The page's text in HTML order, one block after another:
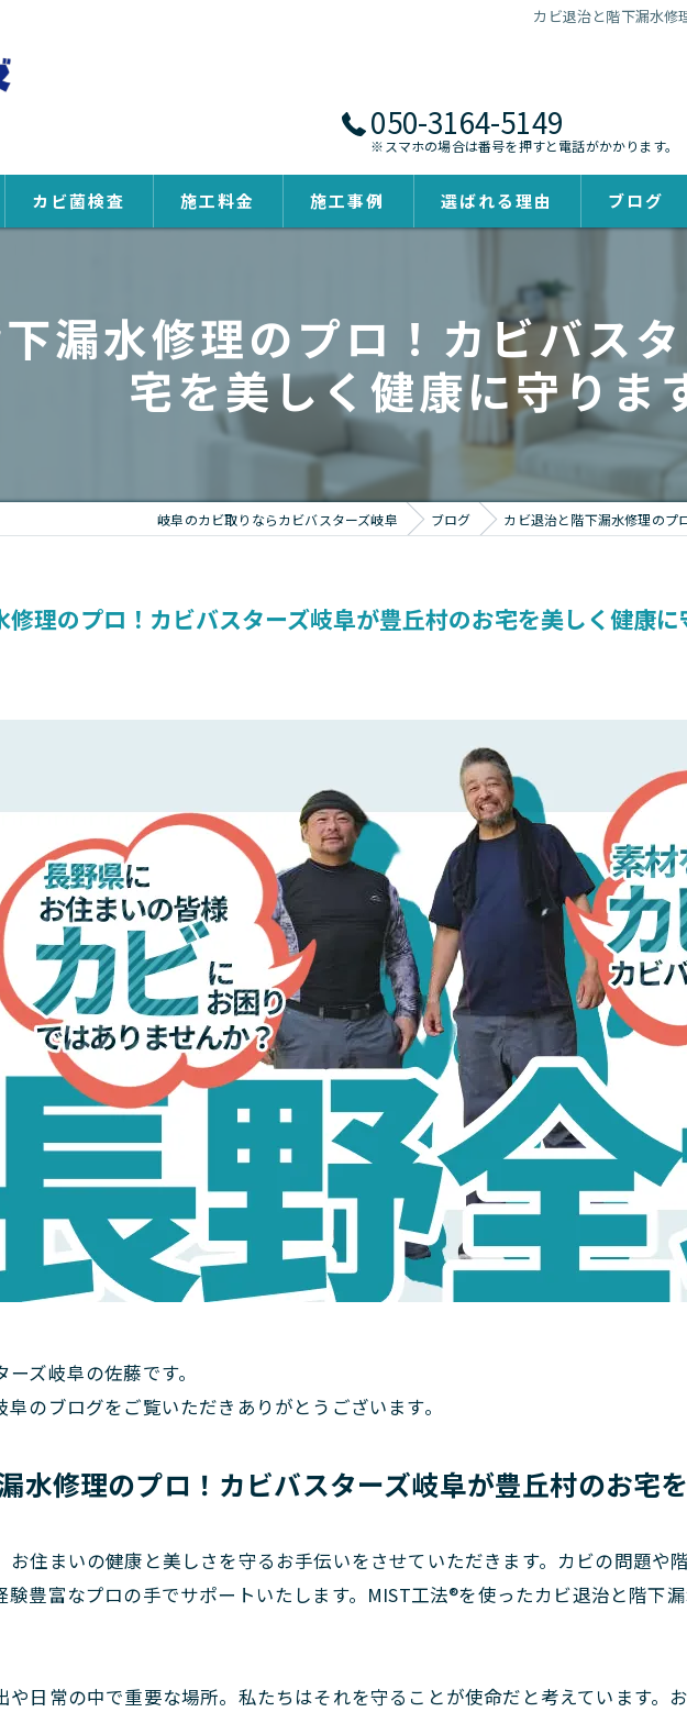
カビ退治と階下漏水修
050-3164-5149
※スマホの場合は番号を押すと電話がかかります。
カビ菌検査 施工料金 施工事例 選ばれる理由 ブログ
漏水修理のプロ！カビバス
宅を美しく健康に守りま
岐阜のカビ取りならカビバスターズ岐阜 ブログ カビ退治と階下漏水修理のプ
理のプロ！カビバスターズ岐阜が豊丘村のお宅を美しく健康に
ズ岐阜の佐藤です。
のブログをご覧いただきありがとうございます。
水修理のプロ！カビバスターズ岐阜が豊丘村のお宅
お住まいの健康と美しさを守るお手伝いをさせていただきます。カビの問題や
験豊富なプロの手でサポートいたします。MIST工法®を使ったカビ退治と階下
や日常の中で重要な場所。私たちはそれを守ることが使命だと考えています。